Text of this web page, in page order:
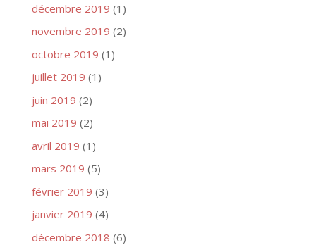
décembre 2019 (1)
novembre 2019 (2)
octobre 2019 (1)
juillet 2019 (1)
juin 2019 (2)
mai 2019 (2)
avril 2019 (1)
mars 2019 (5)
février 2019 (3)
janvier 2019 (4)
décembre 2018 (6)